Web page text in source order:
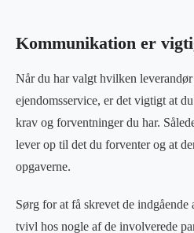
Kommunikation er
Når du har valgt hvilken
ejendomsservice, er det vigtigt at
krav og forventninger du har.
lever op til det du forventer og at
opgaverne.
Sørg for at få skrevet de indgående
tvivl hos nogle af de involverede